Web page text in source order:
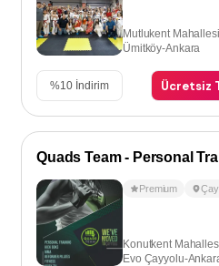
Mutlukent
Ümitköy-Ankara
%10 İndirim Ücretsiz
Quads Team - Personal
Premium
Konutkent
Evo Çayyolu-